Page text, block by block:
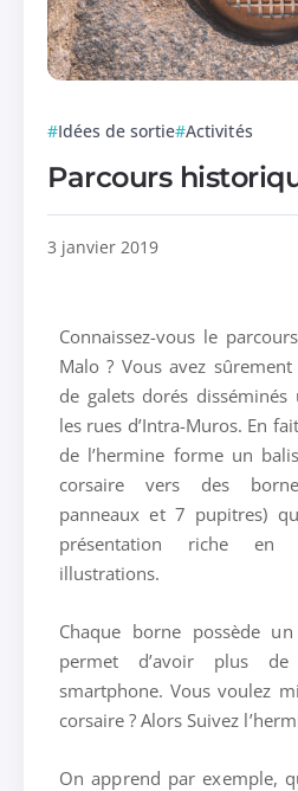
Idées de sortie Activités
Parcours
3 janvier 2019
Connaissez-vous le
Malo ? Vous avez
de galets dorés
les rues d’Intra-Muros. En
de l’hermine forme un
corsaire vers des
panneaux et 7 pupitres)
présentation riche en
illustrations.
Chaque borne possède
permet d’avoir plus
smartphone. Vous voulez
corsaire ? Alors Suivez
On apprend par exemple,